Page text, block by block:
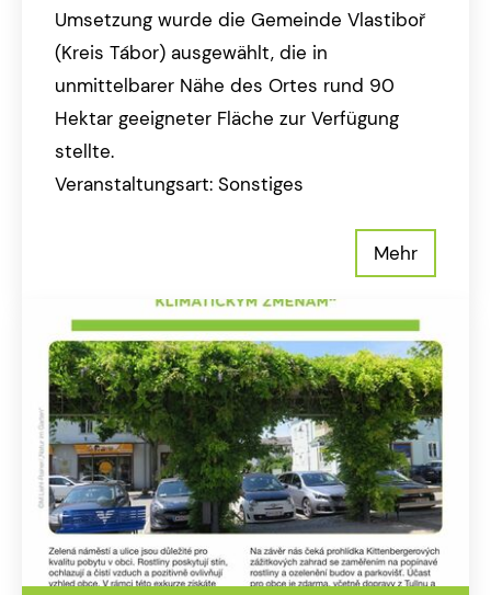
Umsetzung wurde die Gemeinde Vlastiboř
(Kreis Tábor) ausgewählt, die in
unmittelbarer Nähe des Ortes rund 90
Hektar geeigneter Fläche zur Verfügung
stellte.
Veranstaltungsart: Sonstiges
Mehr